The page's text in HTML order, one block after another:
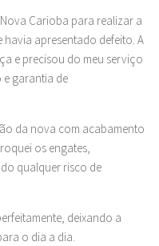
Carioba para realizar a
apresentado defeito. A
e precisou do meu serviço
garantia de
da nova com acabamento
os engates,
qualquer risco de
deixando a
o dia a dia.